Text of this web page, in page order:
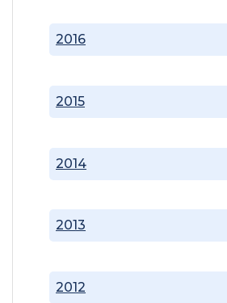
2012
2013
2014
2015
2016